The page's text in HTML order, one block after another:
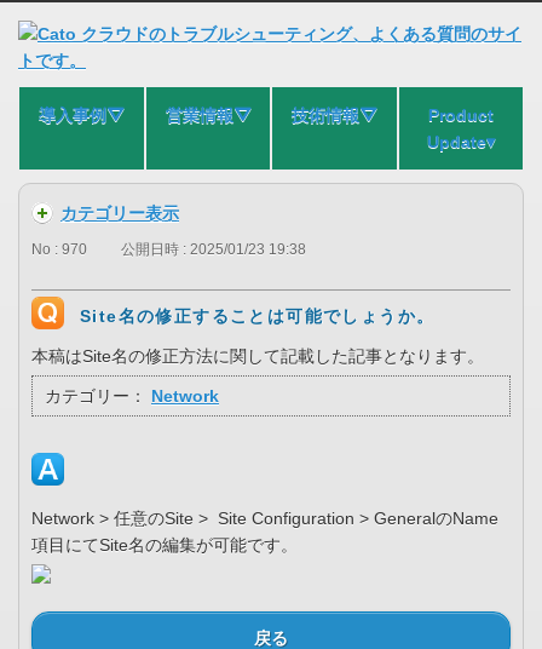
導入事例⛛ 営業情報⛛ 技術情報⛛
Product
Update▾
カテゴリー表示
No : 970 公開日時 : 2025/01/23 19:38
Site名の修正することは可能でしょうか。
本稿はSite名の修正方法に関して記載した記事となります。
カテゴリー： Network
Network > 任意のSite > Site Configuration > GeneralのName
項目にてSite名の編集が可能です。
戻る